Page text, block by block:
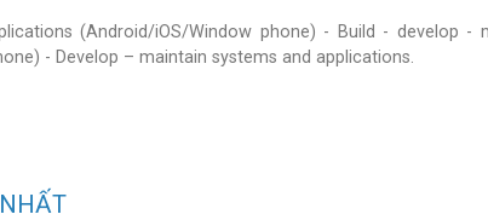
(Android/iOS/Window phone) - Build - develop -
- Develop – maintain systems and applications.